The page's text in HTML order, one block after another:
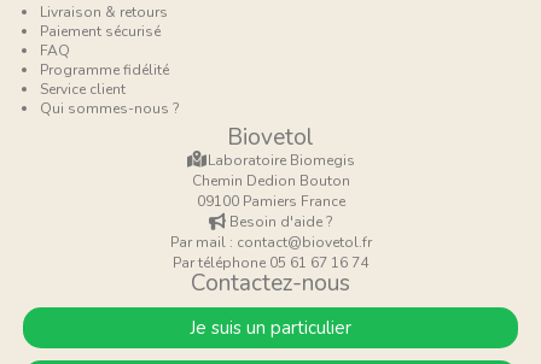
Livraison & retours
Paiement sécurisé
FAQ
Programme fidélité
Service client
Qui sommes-nous ?
Biovetol
Laboratoire Biomegis
Chemin Dedion Bouton
09100 Pamiers France
Besoin d'aide ?
Par mail : contact@biovetol.fr
Par téléphone 05 61 67 16 74
Contactez-nous
Je suis un particulier